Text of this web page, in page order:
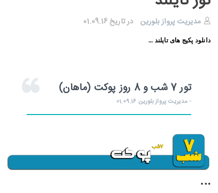
مدیریت پرواز بلورین در تاریخ 01.09.16
دانلود پکیج های تایلند ...
تور 7 شب و 8 روز پوکت (ماهان)
- مدیریت پرواز بلورین 01.09.16
...